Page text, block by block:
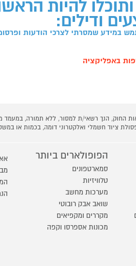
להיות
ודילים:
במידע שמסרתי לצרכי הודעות
באפליקציה
החוק, הנך רשאי/ת למסור, ללא תמורה,
ציוד חשמלי ואלקטרוני דומה, בכמות או
הפופולארים ביותר
סמארטפונים
טלוויזיות
מערכות מחשב
שואב אבק רובוטי
מקררים ומקפיאים
מכונות אספרסו וקפה